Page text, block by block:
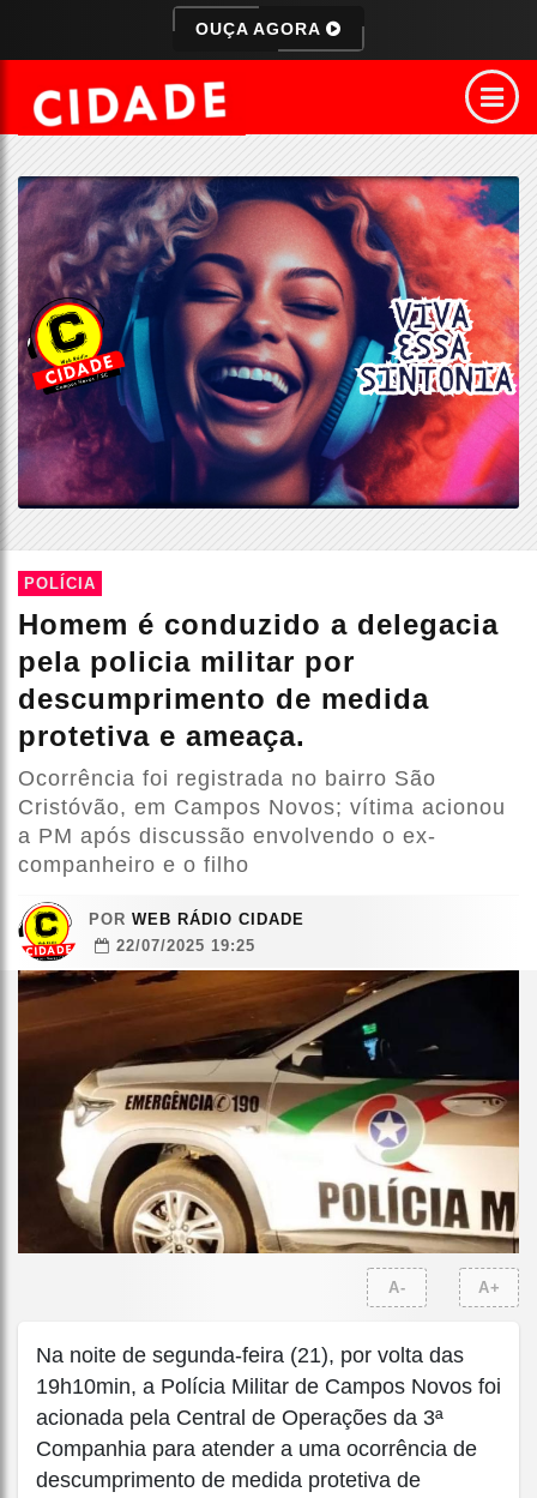
OUÇA AGORA
POLÍCIA
Homem é conduzido a delegacia
pela policia militar por
descumprimento de medida
protetiva e ameaça.
Ocorrência foi registrada no bairro São
Cristóvão, em Campos Novos; vítima acionou
a PM após discussão envolvendo o ex-
companheiro e o filho
POR WEB RÁDIO CIDADE
22/07/2025 19:25
A- A+
Na noite de segunda-feira (21), por volta das
19h10min, a Polícia Militar de Campos Novos foi
acionada pela Central de Operações da 3ª
Companhia para atender a uma ocorrência de
descumprimento de medida protetiva de